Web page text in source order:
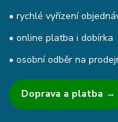
• rychlé vyřízení
• online platba i dobírka
• osobní odběr na
Doprava a platba →